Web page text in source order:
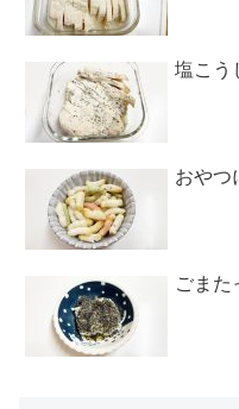
塩こう
おやつ
ごまた